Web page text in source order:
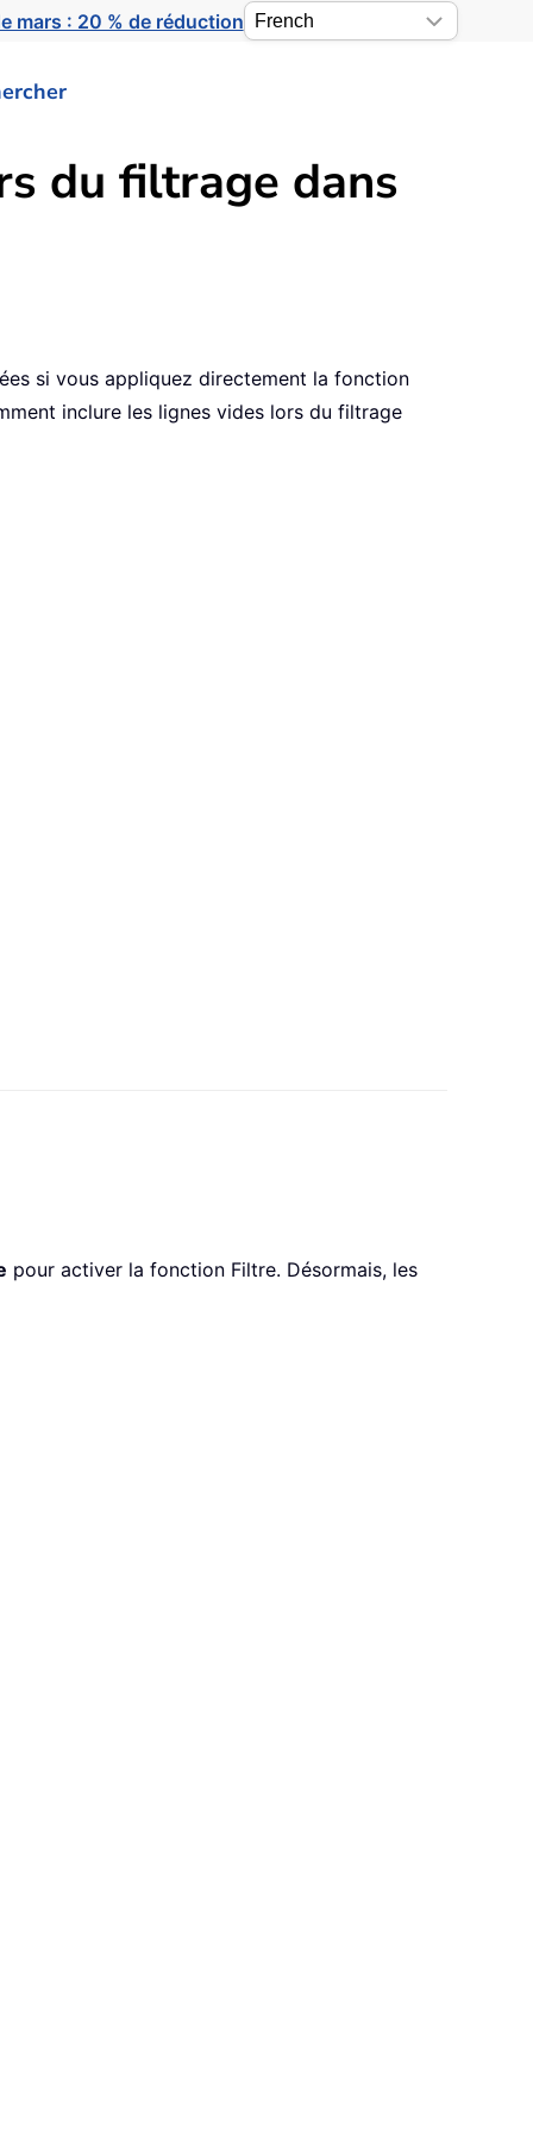
mars : 20 % de réduction
du filtrage dans
si vous appliquez directement la fonction
inclure les lignes vides lors du filtrage
pour activer la fonction Filtre. Désormais, les